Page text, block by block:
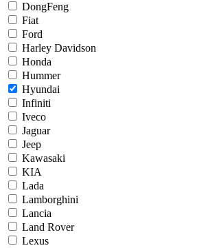
DongFeng
Fiat
Ford
Harley Davidson
Honda
Hummer
Hyundai
Infiniti
Iveco
Jaguar
Jeep
Kawasaki
KIA
Lada
Lamborghini
Lancia
Land Rover
Lexus